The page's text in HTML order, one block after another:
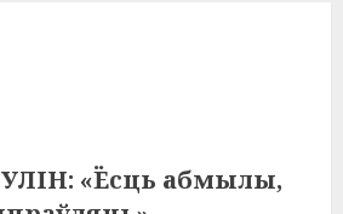
«Ёсць абмылы,